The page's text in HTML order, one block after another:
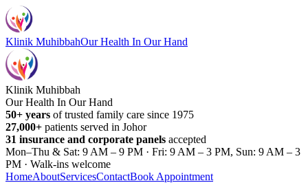
Klinik MuhibbahOur Health In Our Hand
Klinik Muhibbah
Our Health In Our Hand
50+ years of trusted family care since 1975
27,000+ patients served in Johor
31 insurance and corporate panels accepted
Mon–Thu & Sat: 9 AM – 9 PM · Fri: 9 AM – 3 PM, Sun: 9 AM – 3
PM · Walk-ins welcome
HomeAboutServicesContactBook Appointment